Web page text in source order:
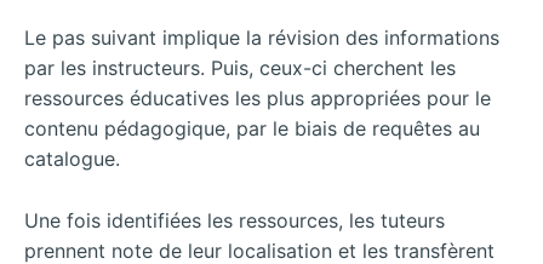
Le pas suivant implique la révision des informations
par les instructeurs. Puis, ceux-ci cherchent les
ressources éducatives les plus appropriées pour le
contenu pédagogique, par le biais de requêtes au
catalogue.
Une fois identifiées les ressources, les tuteurs
prennent note de leur localisation et les transfèrent